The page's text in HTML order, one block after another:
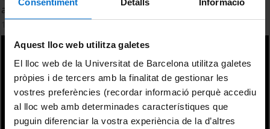
Aquest lloc web utilitza galetes
El lloc web de la Universitat de Barcelona utilitza galetes
pròpies i de tercers amb la finalitat de gestionar les
vostres preferències (recordar informació perquè accediu
al lloc web amb determinades característiques que
puguin diferenciar la vostra experiència de la d’altres
and robotics